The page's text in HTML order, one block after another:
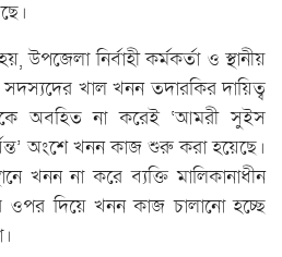
নির্বাহী কর্মকর্তা ও স্থানীয়
খাল খনন তদারকির দায়িত্ব
অবহিত না করেই ‘আমরী সুইস
অংশে খনন কাজ শুরু করা হয়েছে।
খনন না করে ব্যক্তি মালিকানাধীন
দিয়ে খনন কাজ চালানো হচ্ছে